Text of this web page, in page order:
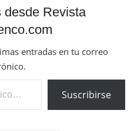
desde Revista
entradas en tu correo
Suscribirse